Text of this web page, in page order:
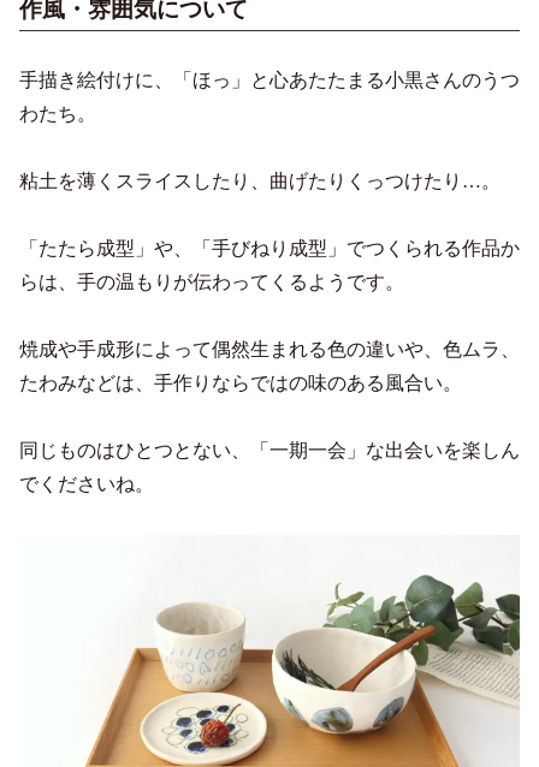
作風・雰囲気について
手描き絵付けに、「ほっ」と心あたたまる小黒さんのうつ
わたち。
粘土を薄くスライスしたり、曲げたりくっつけたり…。
「たたら成型」や、「手びねり成型」でつくられる作品か
らは、手の温もりが伝わってくるようです。
焼成や手成形によって偶然生まれる色の違いや、色ムラ、
たわみなどは、手作りならではの味のある風合い。
同じものはひとつとない、「一期一会」な出会いを楽しん
でくださいね。